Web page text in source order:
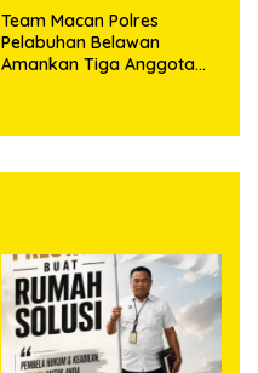
Team Macan Polres
Pelabuhan Belawan
Amankan Tiga Anggota